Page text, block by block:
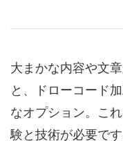
大まかな内容や文
と、ドローコード
なオプション。こ
験と技術が必要です